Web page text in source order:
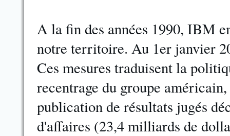
A la fin des années 1990, IBM
notre territoire. Au 1er janvier
Ces mesures traduisent la
recentrage du groupe
publication de résultats jugés
d'affaires (23,4 milliards de